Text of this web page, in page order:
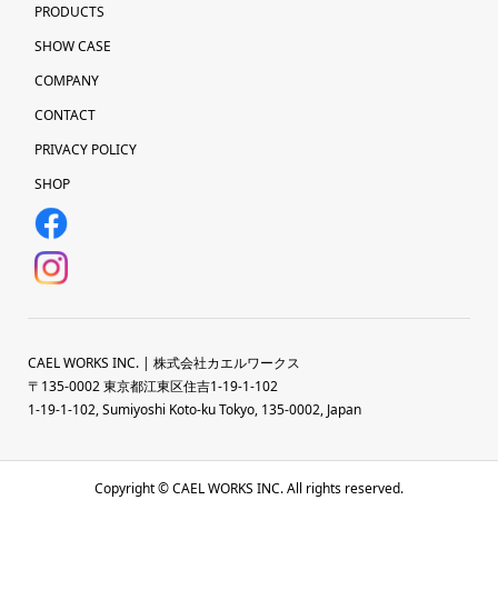
PRODUCTS
SHOW CASE
COMPANY
CONTACT
PRIVACY POLICY
SHOP
CAEL WORKS INC. | 株式会社カエルワークス
〒135-0002 東京都江東区住吉1-19-1-102
1-19-1-102, Sumiyoshi Koto-ku Tokyo, 135-0002, Japan
Copyright © CAEL WORKS INC. All rights reserved.